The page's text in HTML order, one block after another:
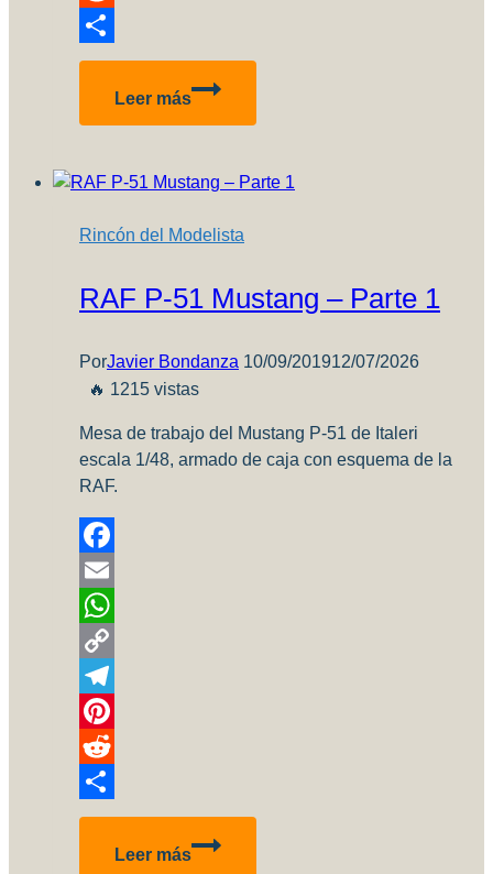
Reddit
Compartir
Leer más
Revision
Rincón del Modelista
RAF P-51 Mustang – Parte 1
PorJavier Bondanza 10/09/201912/07/2026
🔥 1215 vistas
Mesa de trabajo del Mustang P-51 de Italeri
escala 1/48, armado de caja con esquema de la
RAF.
Facebook
Email
WhatsApp
Copy
Link
Telegram
Pinterest
Reddit
Compartir
Leer más
RAF